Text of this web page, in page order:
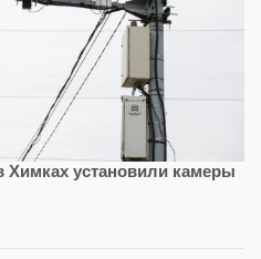
Химках установили камеры